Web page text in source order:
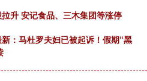
升 安记食品、三木集团等涨停
：马杜罗夫妇已被起诉！假期“黑